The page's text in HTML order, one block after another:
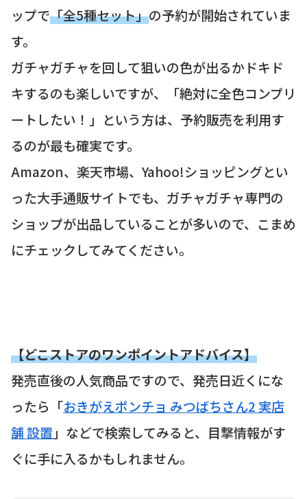
ップで「全5種セット」の予約が開始されていま
す。
ガチャガチャを回して狙いの色が出るかドキド
キするのも楽しいですが、「絶対に全色コンプリ
ートしたい！」という方は、予約販売を利用す
るのが最も確実です。
Amazon、楽天市場、Yahoo!ショッピングとい
った大手通販サイトでも、ガチャガチャ専門の
ショップが出品していることが多いので、こまめ
にチェックしてみてください。
【どこストアのワンポイントアドバイス】
発売直後の人気商品ですので、発売日近くにな
ったら「おきがえポンチョ みつばちさん2 実店
舗 設置 」などで検索してみると、目撃情報がす
ぐに手に入るかもしれません。